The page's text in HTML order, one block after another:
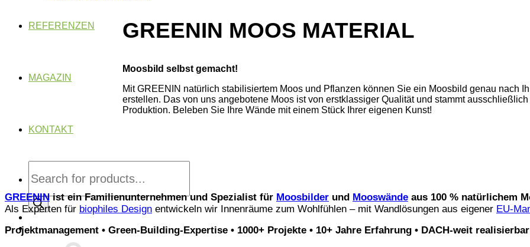
REFERENZEN
MAGAZIN
KONTAKT
search
GREENIN MOOS MATERIAL
Moosbild selbst gemacht!
Mit GREENIN natürlich stabilisiertem Moos und Pflanzen können Sie ein Moosbild genau nach
erstellen. Das von uns angebotene Moos ist von erstklassiger Qualität und stammt
Produktion. Beleben Sie Ihre Wände mit einem Stück Ihrer eigenen Kunst!
GREENINist ein Familienunternehmen und Spezialist für Moosbilder und Mooswände aus 100 % natürlichem
Als Experten für biophiles Design entwickeln wir Innenräume zum Wohlfühlen – mit Wandlösungen aus eigener EU-
Projektmanagement • Green-Building-Expertise • 1000+ Projekte • 10+ Jahre Erfahrung • DACH-weit realisierbar